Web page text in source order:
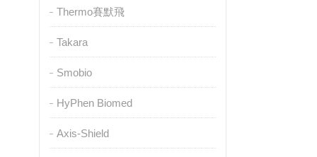
Thermo賽默飛
Takara
Smobio
HyPhen Biomed
Axis-Shield